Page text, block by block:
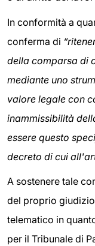
In conformità a
conferma di
della comparsa di
mediante uno
valore legale con
inammissibilità
essere questo
decreto di cui
A sostenere tale
del proprio
telematico in
per il Tribunale di